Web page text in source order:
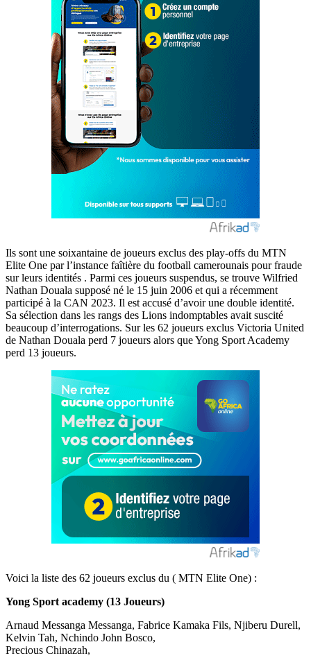
Ils sont une soixantaine de joueurs exclus des play-offs du MTN
Elite One par l’instance faîtière du football camerounais pour fraude
sur leurs identités . Parmi ces joueurs suspendus, se trouve Wilfried
Nathan Douala supposé né le 15 juin 2006 et qui a récemment
participé à la CAN 2023. Il est accusé d’avoir une double identité.
Sa sélection dans les rangs des Lions indomptables avait suscité
beaucoup d’interrogations. Sur les 62 joueurs exclus Victoria United
de Nathan Douala perd 7 joueurs alors que Yong Sport Academy
perd 13 joueurs.
Voici la liste des 62 joueurs exclus du ( MTN Elite One) :
Yong Sport academy (13 Joueurs)
Arnaud Messanga Messanga, Fabrice Kamaka Fils, Njiberu Durell,
Kelvin Tah, Nchindo John Bosco,
Precious Chinazah,